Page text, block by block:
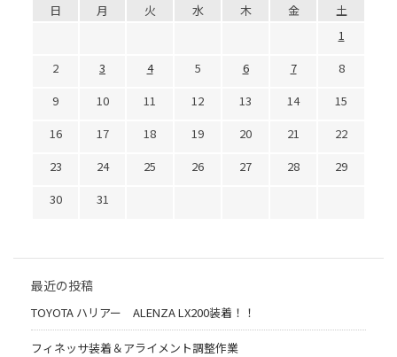
日 月 火 水 木 金
土
1
2
3 4 5 6 7
8
9
10 11 12 13 14
15
16
17 18 19 20 21
22
23
24 25 26 27 28
29
30
31
最近の投稿
TOYOTA ハリアー ALENZA LX200装着！！
フィネッサ装着＆アライメント調整作業